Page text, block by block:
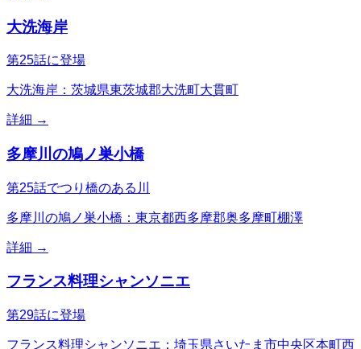
大洗海岸
第25話に登場
大洗海岸：茨城県東茨城郡大洗町大貫町
詳細 →
多摩川の鳩ノ巣小橋
第25話でつり橋のある川
多摩川の鳩ノ巣小橋：東京都西多摩郡奥多摩町棚澤
詳細 →
フランス料理シャンソニエ
第29話に登場
フランス料理シャンソニエ：埼玉県さいたま市中央区本町西